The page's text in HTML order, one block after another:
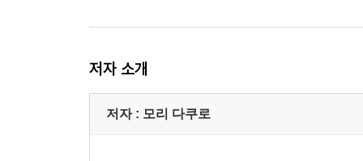
1. 탄수화물을 줄이면 살이 빠질까?
GI지수가 낮은 식품 위주로 섭취
저자 소개
저자 : 모리 다쿠로